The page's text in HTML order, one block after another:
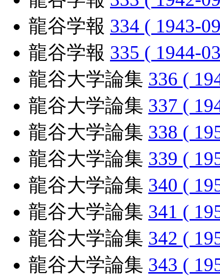
龍谷学報 334 ( 1943-
龍谷学報 335 ( 1944-
龍谷大学論集 336 (
龍谷大学論集 337 (
龍谷大学論集 338 (
龍谷大学論集 339 (
龍谷大学論集 340 (
龍谷大学論集 341 (
龍谷大学論集 342 (
龍谷大学論集 343 (